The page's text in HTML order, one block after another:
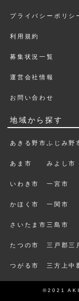
プライバシーポリシ
利用規約
募集状況一覧
運営会社情報
お問い合わせ
地域から探す
あきる野市
あま市
いわき市
かほく市
さいたま市
たつの市
つがる市
ふじみ野
みよし市
一宮市
一関市
三島市
三戸郡三
三方上中
©2021